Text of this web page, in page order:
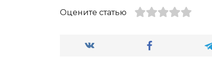
Оцените статью